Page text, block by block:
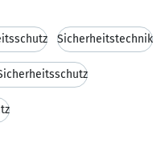
Sicherheitstechnik